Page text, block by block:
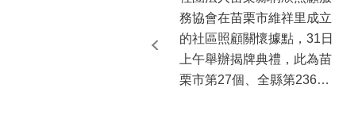
務協會在苗栗市維祥里成立
的社區照顧關懷據點，31日
上午舉辦揭牌典禮，此為苗
栗市第27個、全縣第236處